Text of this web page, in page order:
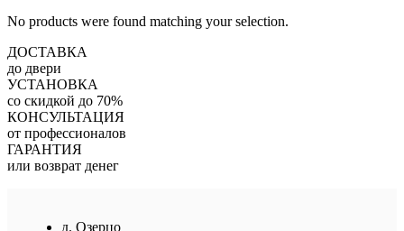
No products were found matching your selection.
ДОСТАВКА
до двери
УСТАНОВКА
со скидкой до 70%
КОНСУЛЬТАЦИЯ
от профессионалов
ГАРАНТИЯ
или возврат денег
д. Озерцо